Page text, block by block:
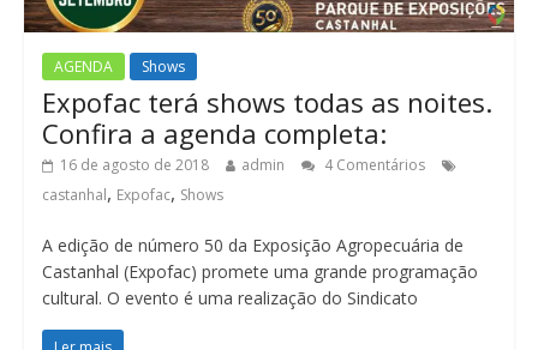
AGENDA Shows
Expofac terá shows todas as noites.
Confira a agenda completa:
16 de agosto de 2018 admin
4 Comentários
castanhal, Expofac, Shows
A edição de número 50 da Exposição Agropecuária de
Castanhal (Expofac) promete uma grande programação
cultural. O evento é uma realização do Sindicato